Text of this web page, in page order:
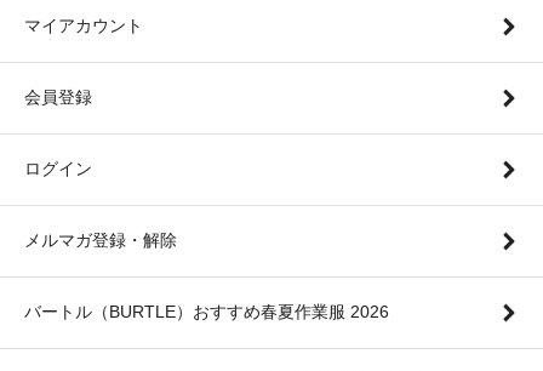
マイアカウント
会員登録
ログイン
メルマガ登録・解除
バートル（BURTLE）おすすめ春夏作業服 2026